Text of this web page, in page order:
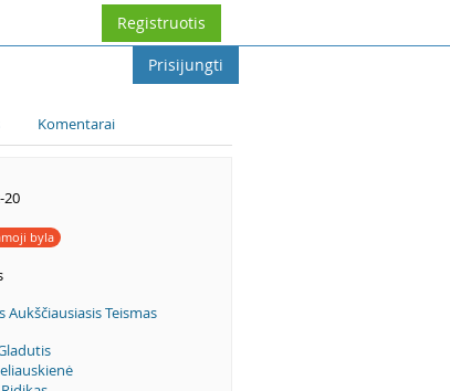
Registruotis
Prisijungti
Komentarai
20
byla
Aukščiausiasis Teismas